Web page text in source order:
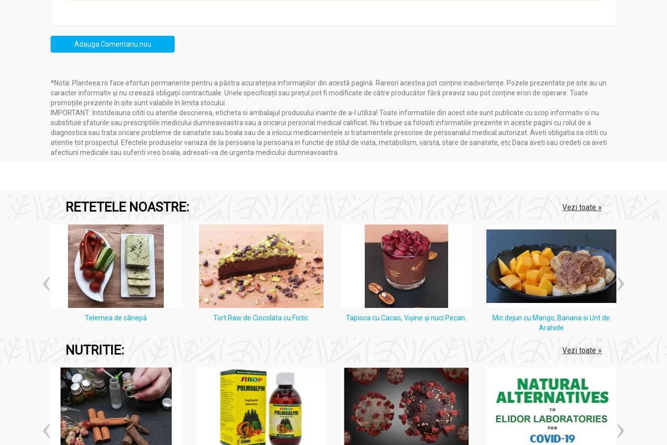
Pentru rezultate superioare, se recomandă folosirea în asociere cu tinctura CIRCULATORUS.
Adauga Comentariu nou
*Nota: Planteea.ro face eforturi permanente pentru a păstra acuratețea informațiilor din acestă pagină. Rareori acestea pot conține inadvertențe. Pozele prezentate pe site au un
caracter informativ și nu creează obligații contractuale. Unele specificații sau prețul pot fi modificate de către producător fără preaviz sau pot conține erori de operare. Toate
promoțiile prezente în site sunt valabile în limita stocului.
IMPORTANT: Intotdeauna cititi cu atentie descrierea, eticheta si ambalajul produsului inainte de a-l utiliza! Toate informatiile din acest site sunt publicate cu scop informativ si nu
substituie sfaturile sau prescriptiile medicului dumneavoastra sau a oricarui personal medical calificat. Nu trebuie sa folositi informatiile prezente in aceste pagini cu rolul de a
diagnostica sau trata oricare probleme de sanatate sau boala sau de a inlocui medicamentele si tratamentele prescrise de persoanalul medical autorizat. Aveti obligatia sa cititi cu
atentie tot prospectul. Efectele produselor variaza de la persoana la persoana in functie de stilul de viata, metabolism, varsta, stare de sanatate, etc Daca aveti sau credeti ca aveti
afectiuni medicale sau suferiti vreo boala, adresati-va de urgenta medicului dumneavoastra.
RETETELE NOASTRE: Vezi toate »
Telemea de cânepă Tort Raw de Ciocolata cu Fistic Tapioca cu Cacao, Vişine şi nuci Pecan.
Mic dejun cu Mango, Banana si Unt de
Arahide
NUTRITIE: Vezi toate »